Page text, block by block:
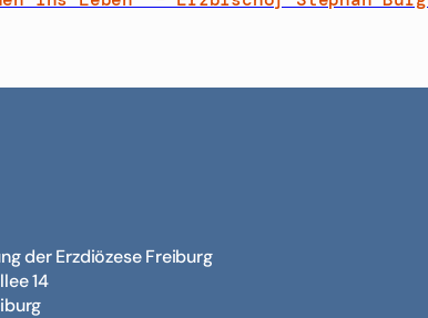
der Erzdiözese Freiburg
14